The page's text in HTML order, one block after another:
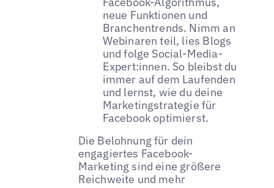
neue Funktionen und
Branchentrends. Nimm an
Webinaren teil, lies Blogs
und folge Social-Media-
Expert:innen. So bleibst du
immer auf dem Laufenden
und lernst, wie du deine
Marketingstrategie für
Facebook optimierst.
Die Belohnung für dein
engagiertes Facebook-
Marketing sind eine größere
Reichweite und mehr